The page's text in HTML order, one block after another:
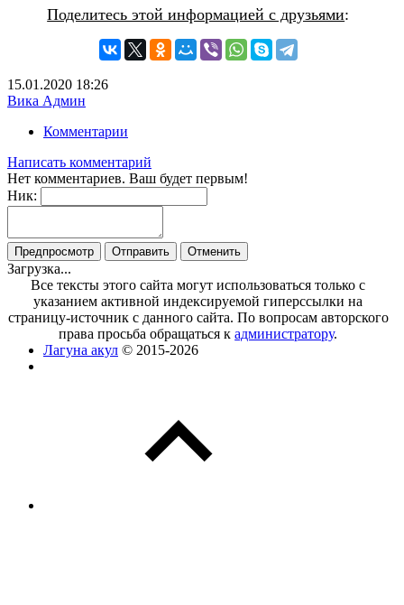
Поделитесь этой информацией с друзьями:
15.01.2020 18:26
Вика Админ
Комментарии
Написать комментарий
Нет комментариев. Ваш будет первым!
Ник:
Загрузка...
Все тексты этого сайта могут использоваться только с
указанием активной индексируемой гиперссылки на
страницу-источник с данного сайта. По вопросам авторского
права просьба обращаться кадминистратору.
Лагуна акул © 2015-2026